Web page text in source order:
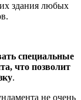
здания любых
специальные
что позволит
.
не очень